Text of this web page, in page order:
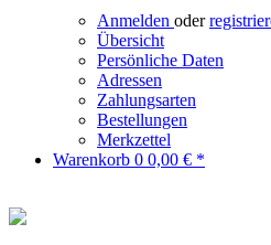
Anmelden oder
Übersicht
Persönliche Daten
Adressen
Zahlungsarten
Bestellungen
Merkzettel
Warenkorb 0 0,00 € *